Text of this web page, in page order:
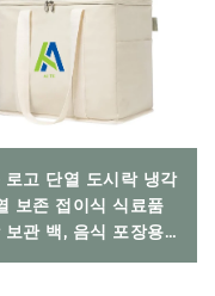
로고 단열 도시락 냉각
보존 접이식 식료품
보관 백, 음식 포장용
재사용 가능